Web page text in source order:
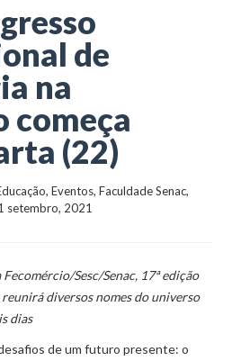
de
na
começa
(22)
, Eventos, Faculdade Senac
21 setembro, 2021
Sesc/Senac, 17ª edição
diversos nomes do universo
dias
de um futuro presente: o